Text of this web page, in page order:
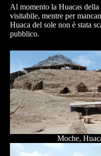
Al momento la Huacas della
visitabile, mentre per
Huaca del sole non è stata
pubblico.
Moche,